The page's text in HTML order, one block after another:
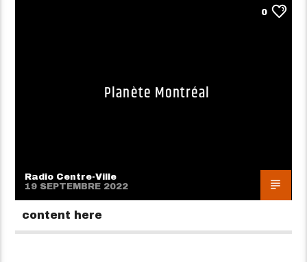
0
Planète Montréal
Radio Centre-Ville
19 SEPTEMBRE 2022
content here